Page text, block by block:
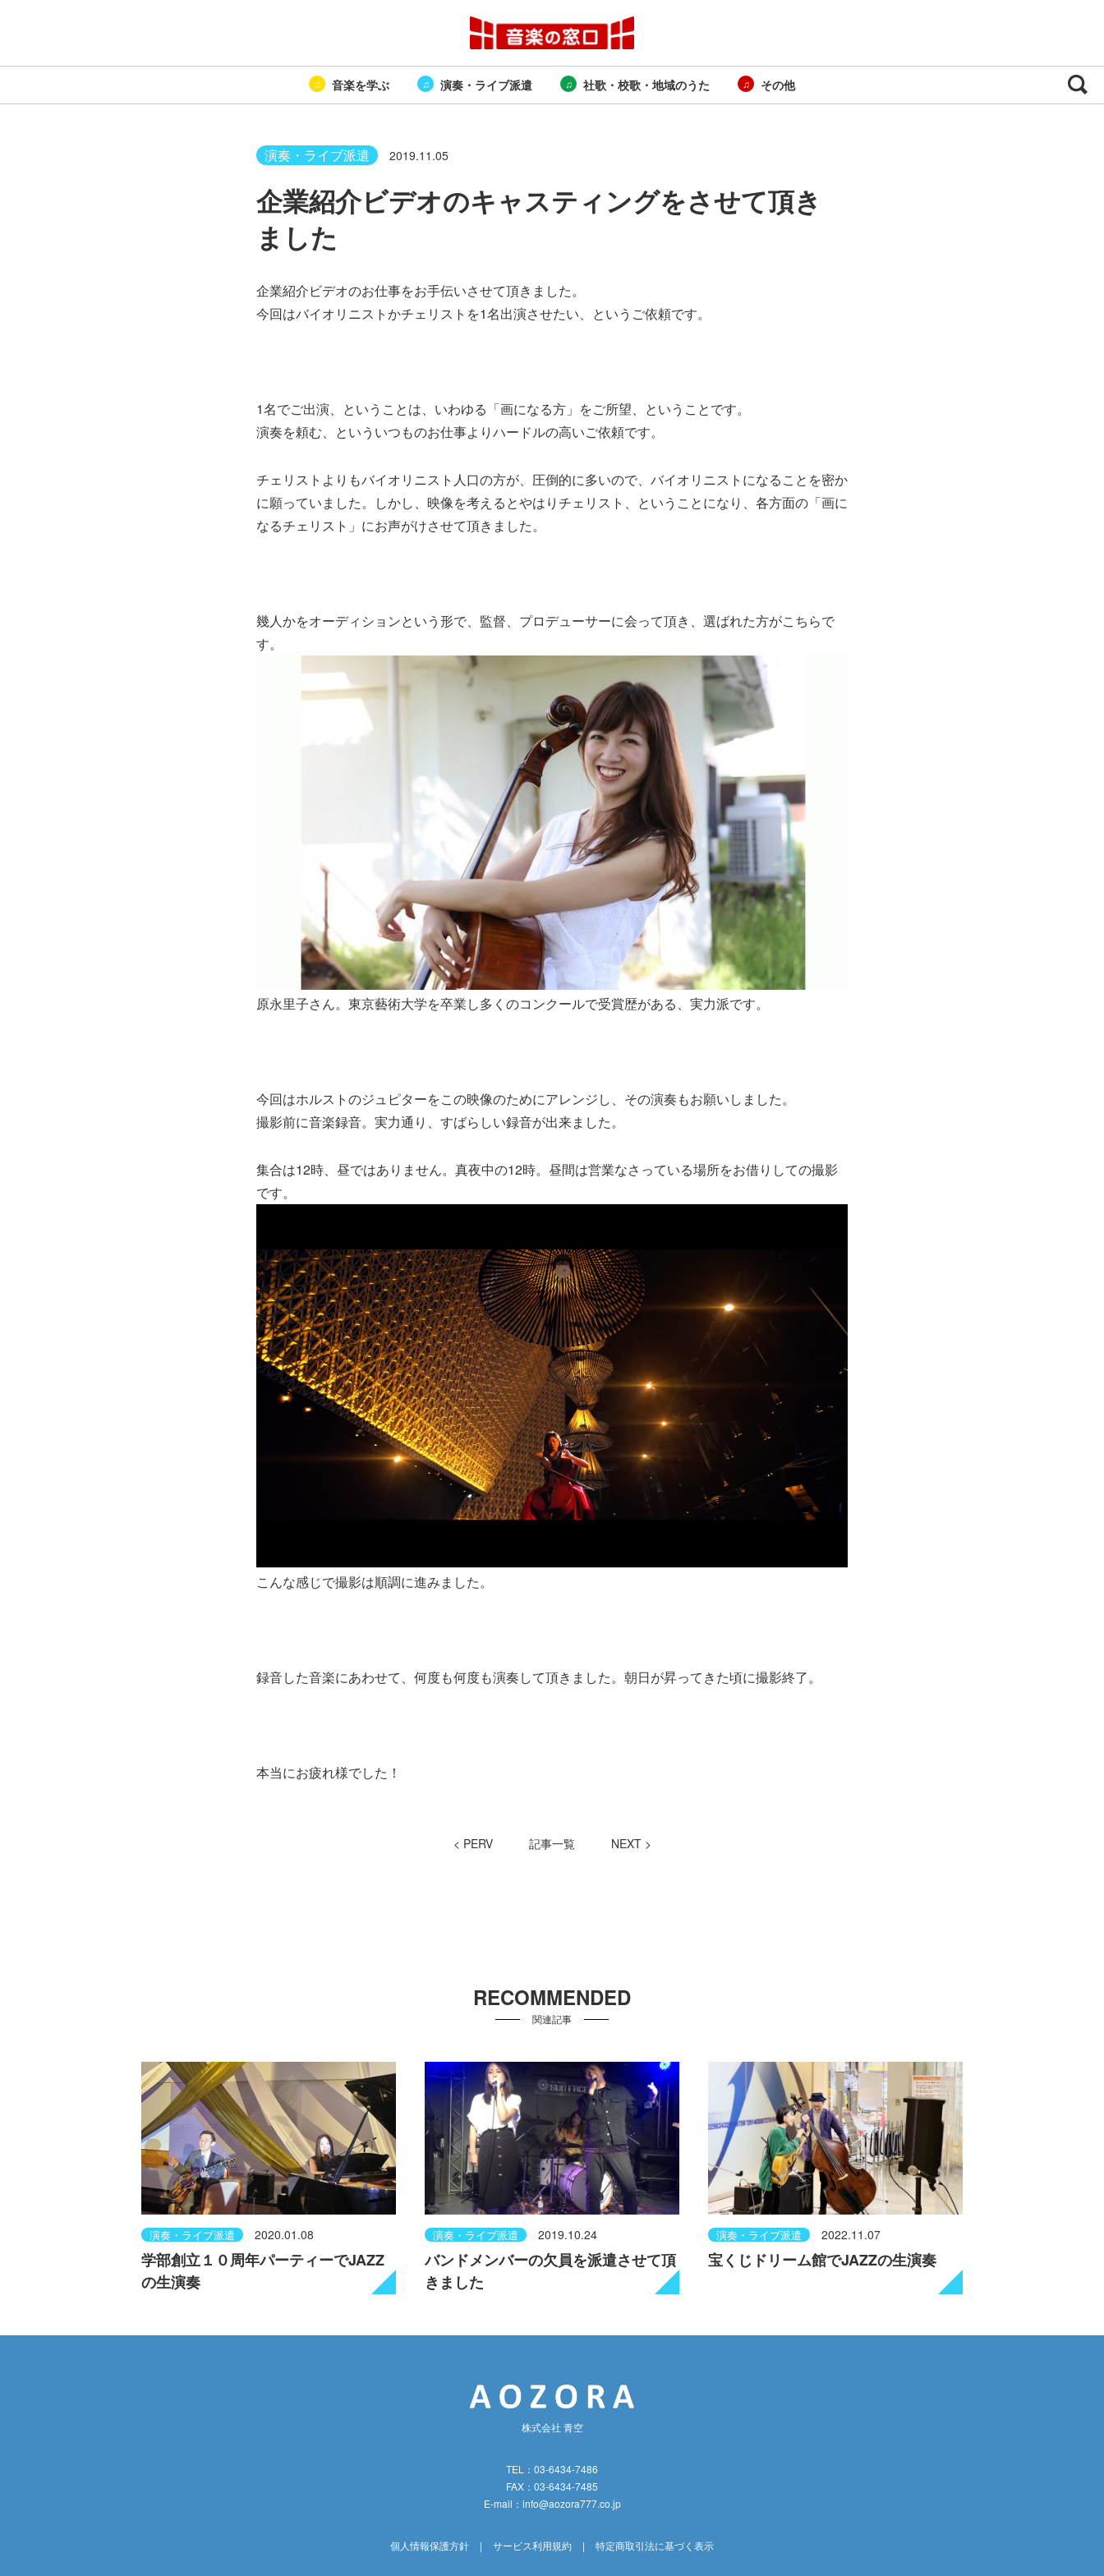
音楽を学ぶ 演奏・ライブ派遣 社歌・校歌・地域のうた その他
演奏・ライブ派遣 2019.11.05
企業紹介ビデオのキャスティングをさせて頂き
ました
企業紹介ビデオのお仕事をお手伝いさせて頂きました。
今回はバイオリニストかチェリストを1名出演させたい、というご依頼です。
1名でご出演、ということは、いわゆる「画になる方」をご所望、ということです。
演奏を頼む、といういつものお仕事よりハードルの高いご依頼です。
チェリストよりもバイオリニスト人口の方が、圧倒的に多いので、バイオリニストになることを密か
に願っていました。しかし、映像を考えるとやはりチェリスト、ということになり、各方面の「画に
なるチェリスト」にお声がけさせて頂きました。
幾人かをオーディションという形で、監督、プロデューサーに会って頂き、選ばれた方がこちらで
す。
原永里子さん。東京藝術大学を卒業し多くのコンクールで受賞歴がある、実力派です。
今回はホルストのジュピターをこの映像のためにアレンジし、その演奏もお願いしました。
撮影前に音楽録音。実力通り、すばらしい録音が出来ました。
集合は12時、昼ではありません。真夜中の12時。昼間は営業なさっている場所をお借りしての撮影
です。
こんな感じで撮影は順調に進みました。
録音した音楽にあわせて、何度も何度も演奏して頂きました。朝日が昇ってきた頃に撮影終了。
本当にお疲れ様でした！
< PERV 記事一覧 NEXT >
RECOMMENDED
関連記事
演奏・ライブ派遣 2020.01.08
学部創立１０周年パーティーでJAZZ
の生演奏
演奏・ライブ派遣 2019.10.24
バンドメンバーの欠員を派遣させて頂
きました
演奏・ライブ派遣 2022.11.07
宝くじドリーム館でJAZZの生演奏
株式会社 青空
TEL：03-6434-7486
FAX：03-6434-7485
E-mail： info@aozora777.co.jp
個人情報保護方針 | サービス利用規約 | 特定商取引法に基づく表示